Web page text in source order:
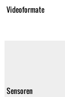
Videoformate
Sensoren